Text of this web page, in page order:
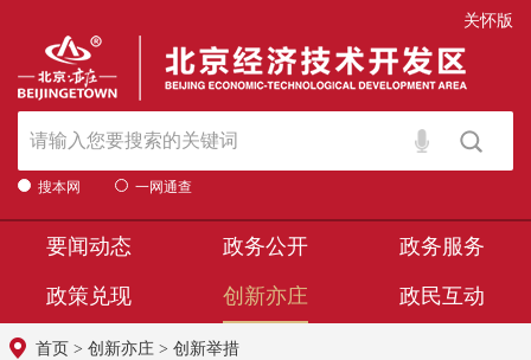
关怀版
搜本网 一网通查
要闻动态 政务公开 政务服务
政策兑现 创新亦庄 政民互动
首页 > 创新亦庄 > 创新举措